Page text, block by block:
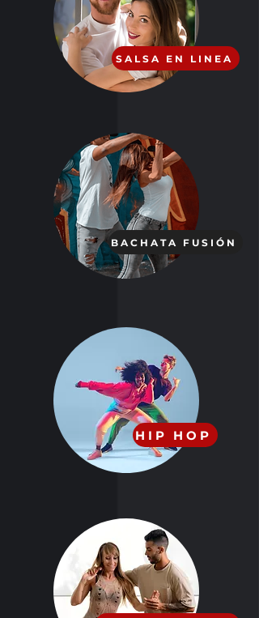
Clases de Salsa
en Barcelona
SALSA EN LINEA
Clases de Bachata
en Barcelona
BACHATA FUSIÓN
Clases de Hip Hop
en Barcelona
HIP HOP
Clases de Bachata
Sensual